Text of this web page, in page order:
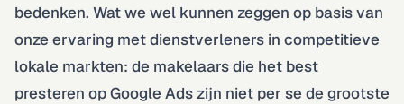
bedenken. Wat we wel kunnen zeggen op basis van
onze ervaring met dienstverleners in competitieve
lokale markten: de makelaars die het best
presteren op Google Ads zijn niet per se de grootste